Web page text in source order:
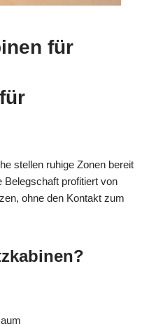
für
stellen ruhige Zonen bereit
Belegschaft profitiert von
ohne den Kontakt zum